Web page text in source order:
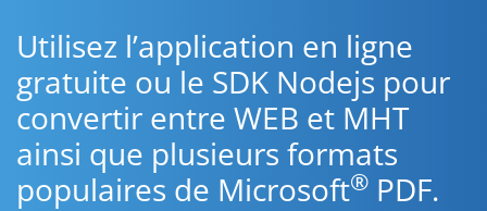
Utilisez l’application en ligne
gratuite ou le SDK Nodejs pour
convertir entre WEB et MHT
ainsi que plusieurs formats
populaires de Microsoft® PDF.